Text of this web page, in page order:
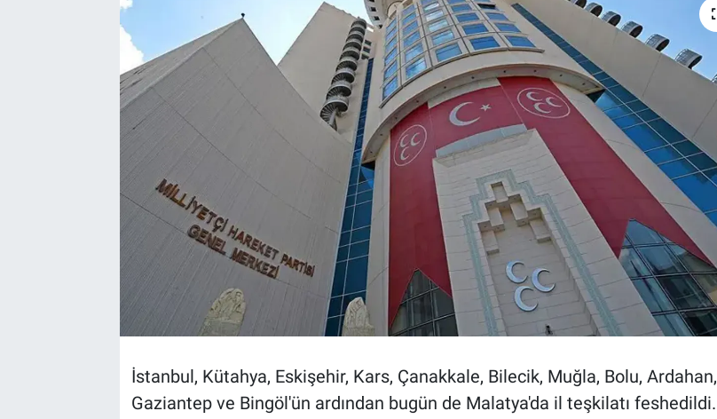
İstanbul, Kütahya, Eskişehir, Kars, Çanakkale, Bilecik, Muğla, Bolu, Ardahan,
Gaziantep ve Bingöl'ün ardından bugün de Malatya'da il teşkilatı feshedildi.